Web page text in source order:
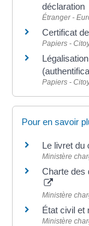
déclaration
Étranger -
Certificat
Papiers -
Papiers -
Pour en savoir
Le livret du
Ministère
Charte des
Ministère
État civil et
Ministère